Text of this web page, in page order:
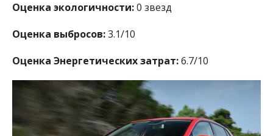
Оценка экологичности:0 звезд
Оценка выбросов:3.1/10
Оценка Энергетических затрат:6.7/10